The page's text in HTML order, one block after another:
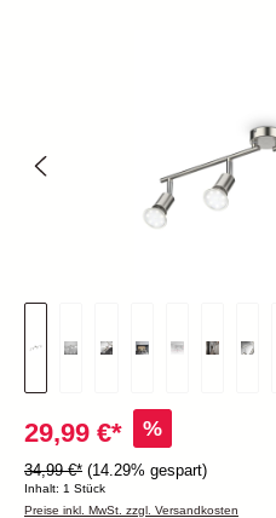
29,99 €* %
34,99 €* (14.29% gespart)
Inhalt: 1 Stück
Preise inkl. MwSt. zzgl. Versandkosten